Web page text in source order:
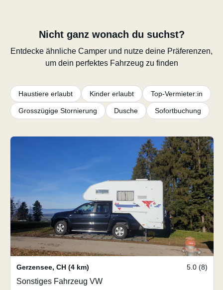
Nicht ganz wonach du suchst?
Entdecke ähnliche Camper und nutze deine Präferenzen,
um dein perfektes Fahrzeug zu finden
Haustiere erlaubt Kinder erlaubt Top-Vermieter:in
Grosszügige Stornierung Dusche Sofortbuchung
Gerzensee, CH (4 km) 5.0 (8)
Sonstiges Fahrzeug VW